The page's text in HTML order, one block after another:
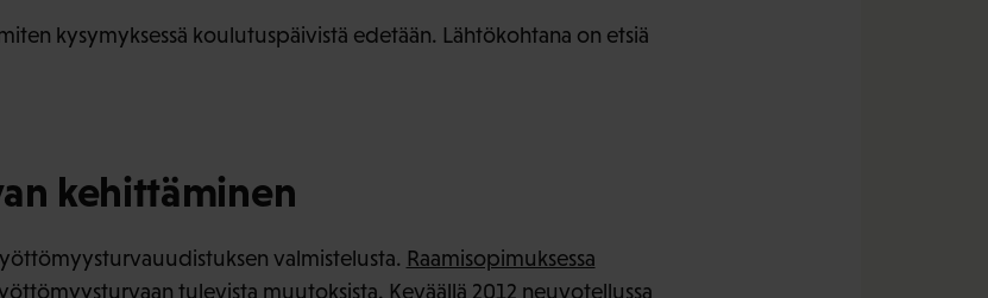
kysymyksessä koulutuspäivistä edetään. Lähtökohtana on etsiä
kehittäminen
valmistelusta. Raamisopimuksessa
tulevista muutoksista. Keväällä 2012 neuvotellussa